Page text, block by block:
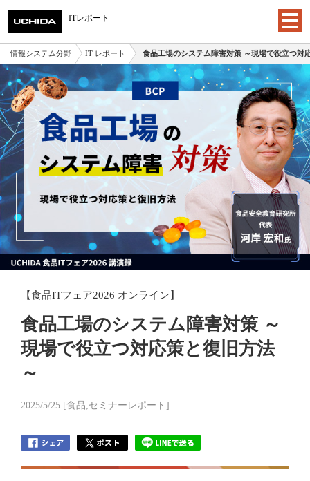
情報システム分野 IT レポート 食品工場のシステム障害対策 ～現場で役立つ対
ITレポート
【食品ITフェア2026 オンライン】
食品工場のシステム障害対策 ～
現場で役立つ対応策と復旧方法
～
2025/5/25 [食品,セミナーレポート]